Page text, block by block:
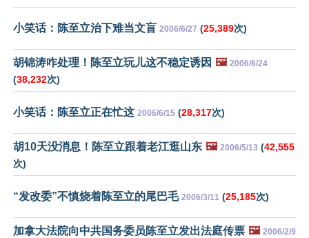
小笑话：陈至立治下难当文盲 2006/6/27 (25,389次)
胡锦涛咋处理！陈至立玩儿这不稳定诱因 🖼️ 2006/6/24
(38,232次)
小笑话：陈至立正在忙这 2006/6/15 (28,317次)
胡10天没消息！陈至立跟着老江逛山东 🖼️ 2006/5/13 (42,555
次)
“发改委”不慎烧着陈至立的尾巴毛 2006/3/11 (25,185次)
加拿大法院向中共国务委员陈至立发出法庭传票 🖼️ 2006/2/9